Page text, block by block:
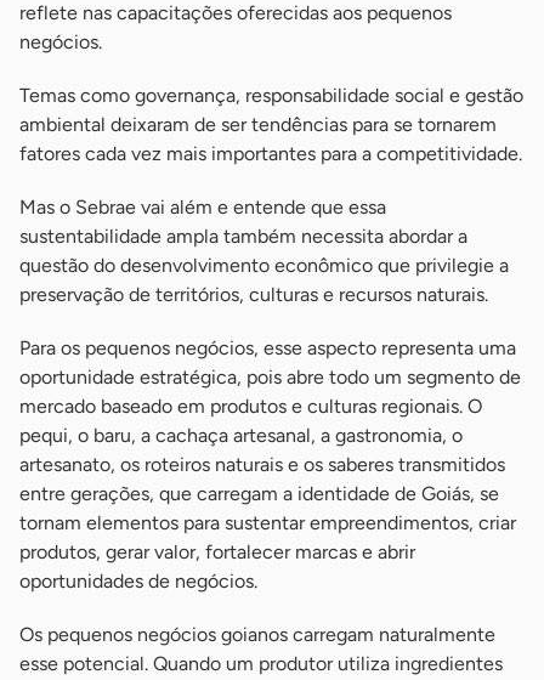
reflete nas capacitações oferecidas aos pequenos
negócios.
Temas como governança, responsabilidade social e gestão
ambiental deixaram de ser tendências para se tornarem
fatores cada vez mais importantes para a competitividade.
Mas o Sebrae vai além e entende que essa
sustentabilidade ampla também necessita abordar a
questão do desenvolvimento econômico que privilegie a
preservação de territórios, culturas e recursos naturais.
Para os pequenos negócios, esse aspecto representa uma
oportunidade estratégica, pois abre todo um segmento de
mercado baseado em produtos e culturas regionais. O
pequi, o baru, a cachaça artesanal, a gastronomia, o
artesanato, os roteiros naturais e os saberes transmitidos
entre gerações, que carregam a identidade de Goiás, se
tornam elementos para sustentar empreendimentos, criar
produtos, gerar valor, fortalecer marcas e abrir
oportunidades de negócios.
Os pequenos negócios goianos carregam naturalmente
esse potencial. Quando um produtor utiliza ingredientes